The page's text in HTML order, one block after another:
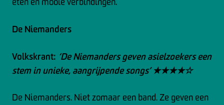
De Niemanders
Volkskrant: ‘De Niemanders geven asielzoekers een
stem in unieke, aangrijpende songs’ ★★★★☆
De Niemanders. Niet zomaar een band. Ze geven een